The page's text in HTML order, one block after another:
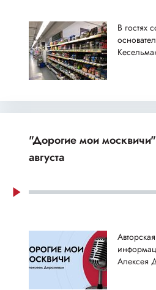
В гостях
"Дорогие мои
августа
Алексея